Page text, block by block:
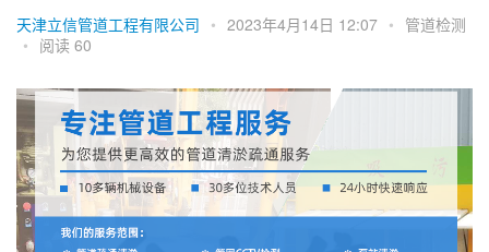
天津立信管道工程有限公司 • 2023年4月14日 12:07 • 管道检测
• 阅读 60